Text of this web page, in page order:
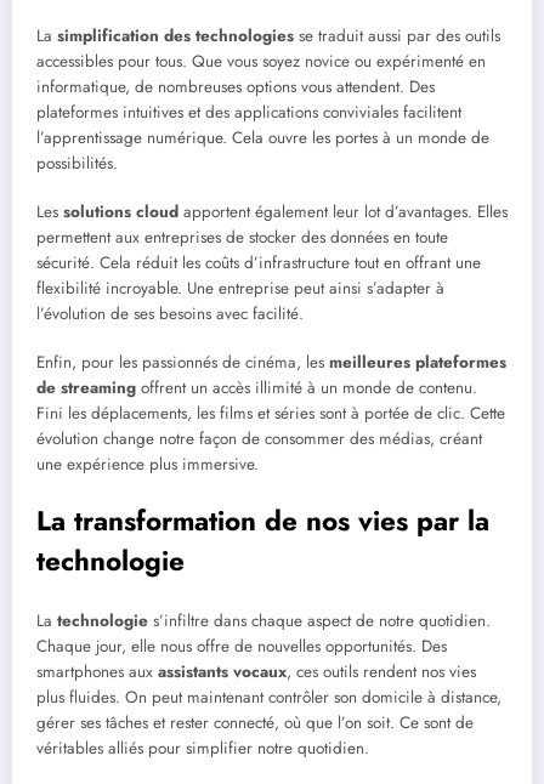
La simplification des technologies se traduit aussi par des outils
accessibles pour tous. Que vous soyez novice ou expérimenté en
informatique, de nombreuses options vous attendent. Des
plateformes intuitives et des applications conviviales facilitent
l’apprentissage numérique. Cela ouvre les portes à un monde de
possibilités.
Les solutions cloud apportent également leur lot d’avantages. Elles
permettent aux entreprises de stocker des données en toute
sécurité. Cela réduit les coûts d’infrastructure tout en offrant une
flexibilité incroyable. Une entreprise peut ainsi s’adapter à
l’évolution de ses besoins avec facilité.
Enfin, pour les passionnés de cinéma, les meilleures plateformes
de streaming offrent un accès illimité à un monde de contenu.
Fini les déplacements, les films et séries sont à portée de clic. Cette
évolution change notre façon de consommer des médias, créant
une expérience plus immersive.
La transformation de nos vies par la
technologie
La technologie s’infiltre dans chaque aspect de notre quotidien.
Chaque jour, elle nous offre de nouvelles opportunités. Des
smartphones aux assistants vocaux, ces outils rendent nos vies
plus fluides. On peut maintenant contrôler son domicile à distance,
gérer ses tâches et rester connecté, où que l’on soit. Ce sont de
véritables alliés pour simplifier notre quotidien.